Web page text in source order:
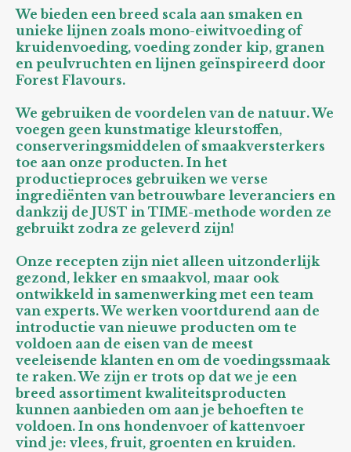
We bieden een breed scala aan smaken en
unieke lijnen zoals mono-eiwitvoeding of
kruidenvoeding, voeding zonder kip, granen
en peulvruchten en lijnen geïnspireerd door
Forest Flavours.
We gebruiken de voordelen van de natuur. We
voegen geen kunstmatige kleurstoffen,
conserveringsmiddelen of smaakversterkers
toe aan onze producten. In het
productieproces gebruiken we verse
ingrediënten van betrouwbare leveranciers en
dankzij de JUST in TIME-methode worden ze
gebruikt zodra ze geleverd zijn!
Onze recepten zijn niet alleen uitzonderlijk
gezond, lekker en smaakvol, maar ook
ontwikkeld in samenwerking met een team
van experts. We werken voortdurend aan de
introductie van nieuwe producten om te
voldoen aan de eisen van de meest
veeleisende klanten en om de voedingssmaak
te raken. We zijn er trots op dat we je een
breed assortiment kwaliteitsproducten
kunnen aanbieden om aan je behoeften te
voldoen. In ons hondenvoer of kattenvoer
vind je: vlees, fruit, groenten en kruiden.